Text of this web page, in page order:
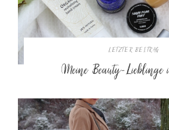
LETZTER BEITRAG
Meine Beauty-Lieblinge